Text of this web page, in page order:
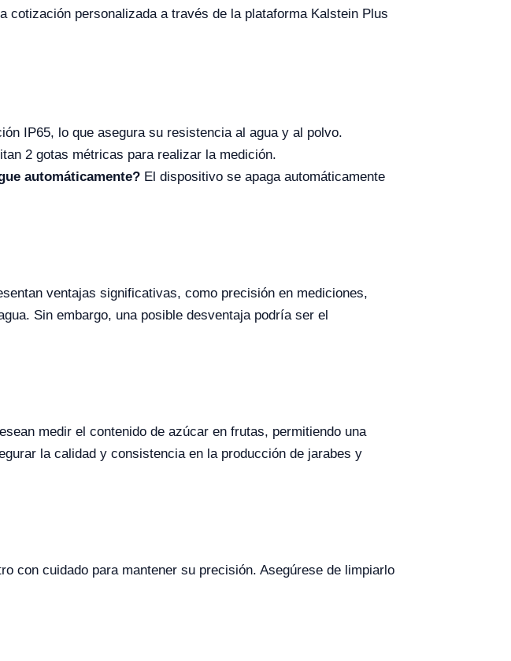
personalizada a través de la plataforma Kalstein Plus
IP65, lo que asegura su resistencia al agua y al polvo.
2 gotas métricas para realizar la medición.
automáticamente? El dispositivo se apaga automáticamente
ventajas significativas, como precisión en mediciones,
Sin embargo, una posible desventaja podría ser el
medir el contenido de azúcar en frutas, permitiendo una
la calidad y consistencia en la producción de jarabes y
con cuidado para mantener su precisión. Asegúrese de limpiarlo